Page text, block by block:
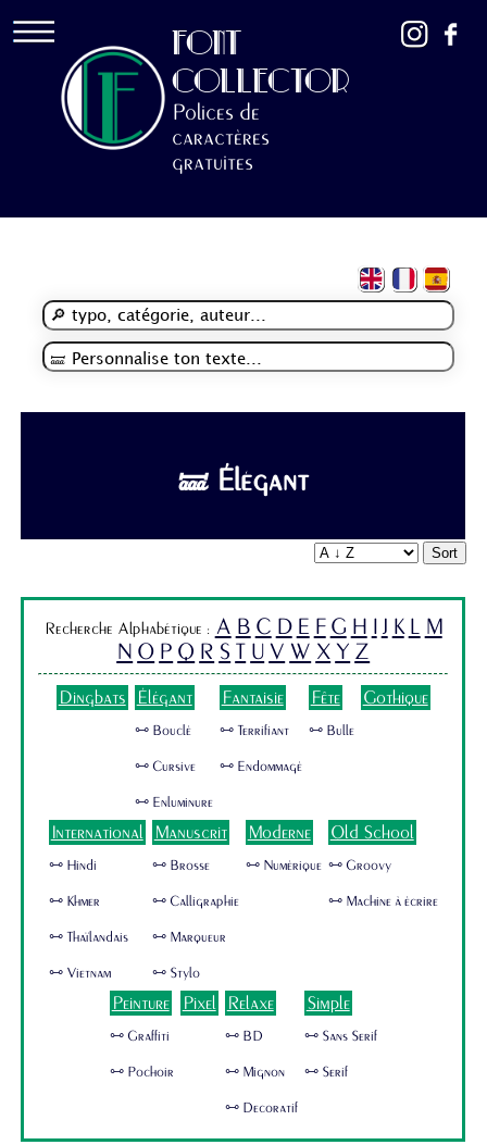
FONT
COLLECTOR
Polices de
caractères
gratuites
🝛 Élégant
Sort
Recherche Alphabétique : A B C D E F G H I J K L M
N O P Q R S T U V W X Y Z
Dingbats Élégant
🜺 Bouclé
🜺 Cursive
🜺 Enluminure
Fantaisie
🜺 Terrifiant
🜺 Endommagé
Fête
🜺 Bulle
Gothique
International
🜺 Hindi
🜺 Khmer
🜺 Thaïlandais
🜺 Vietnam
Manuscrit
🜺 Brosse
🜺 Calligraphie
🜺 Marqueur
🜺 Stylo
Moderne
🜺 Numérique
Old School
🜺 Groovy
🜺 Machine à écrire
Peinture
🜺 Graffiti
🜺 Pochoir
Pixel Relaxe
🜺 BD
🜺 Mignon
🜺 Decoratif
Simple
🜺 Sans Serif
🜺 Serif